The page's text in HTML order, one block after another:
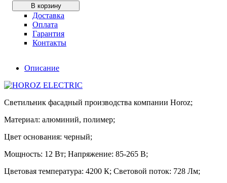
В корзину
Доставка
Оплата
Гарантия
Контакты
Описание
Светильник фасадный производства компании Horoz;
Материал: алюминий, полимер;
Цвет основания: черный;
Мощность: 12 Вт; Напряжение: 85-265 В;
Цветовая температура: 4200 К; Световой поток: 728 Лм;